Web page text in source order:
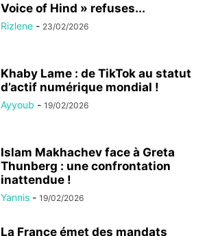
Voice of Hind » refuses...
Rizlene - 23/02/2026
Khaby Lame : de TikTok au statut
d’actif numérique mondial !
Ayyoub - 19/02/2026
Islam Makhachev face à Greta
Thunberg : une confrontation
inattendue !
Yannis - 19/02/2026
La France émet des mandats